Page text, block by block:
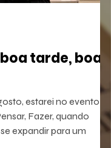
tarde, boa
estarei no evento
Fazer, quando
expandir para um